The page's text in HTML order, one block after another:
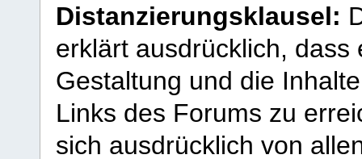
Distanzierungsklausel:
erklärt ausdrücklich,
Gestaltung und die
Links des Forums zu
sich ausdrücklich von